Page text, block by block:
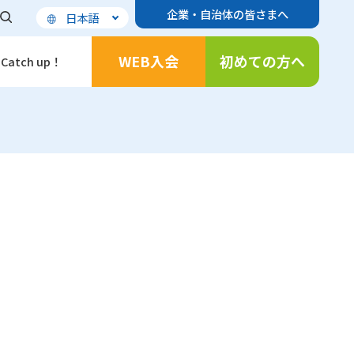
日本語 企業・自治体の皆さまへ
Catch up！ WEB入会 初めての方へ